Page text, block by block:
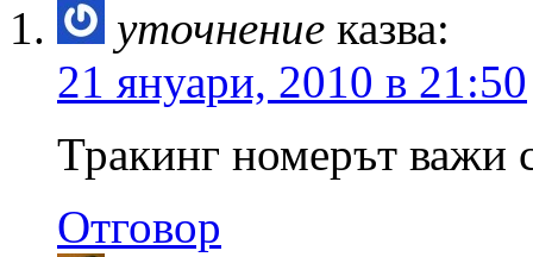
уточнение казва:
21 януари, 2010 в 21:50
Тракинг номерът важи
Отговор